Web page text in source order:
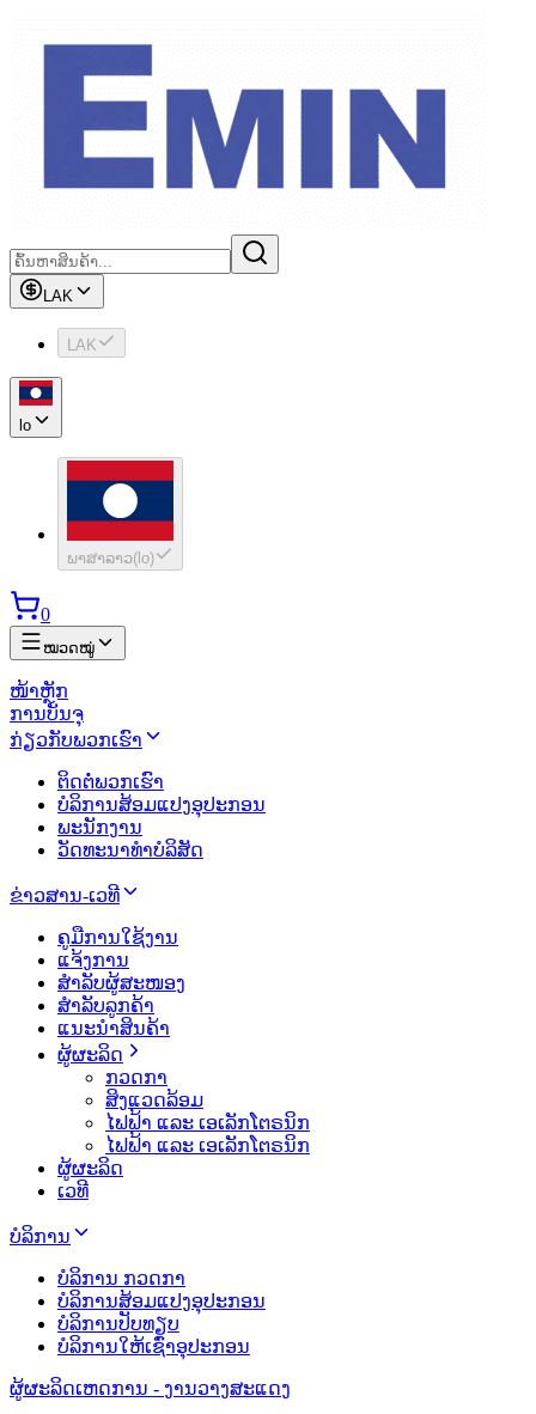
LAK
LAK
lo
ພາສາລາວ( lo)
0
ໝວດໝູ່
ໜ້າຫຼັກ
ການບັນຈຸ
ກ່ຽວກັບພວກເຮົາ
ຕິດຕໍ່ພວກເຮົາ
ບໍລິການສ້ອມແປງອຸປະກອນ
ພະນັກງານ
ວັດທະນາທຳບໍລິສັດ
ຂ່າວສານ-ເວທີ
ຄູມືການໃຊ້ງານ
ແຈ້ງການ
ສຳລັບຜູ້ສະໜອງ
ສຳລັບລູກຄ້າ
ແນະນຳສິນຄ້າ
ຜູ້ຜະລິດ
ກວດກາ
ສິງແວດລ້ອມ
ໄຟຟ້າ ແລະ ເອເລັກໂຕຣນິກ
ໄຟຟ້າ ແລະ ເອເລັກໂຕຣນິກ
ຜູ້ຜະລິດ
ເວທີ
ບໍລິການ
ບໍລິການ ກວດກາ
ບໍລິການສ້ອມແປງອຸປະກອນ
ບໍລິການປັບທຽບ
ບໍລິການໃຫ້ເຊົ່າອຸປະກອນ
ຜູ້ຜະລິດເຫດການ - ງານວາງສະແດງ